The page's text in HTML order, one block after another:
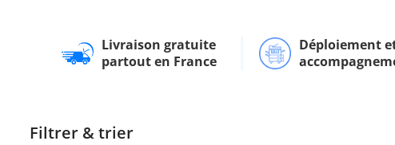
Livraison gratuite
partout en France
Déploiement
Filtrer & trier